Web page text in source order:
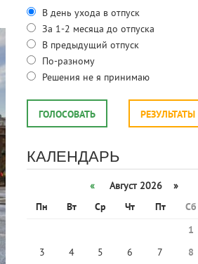
В день ухода в отпуск
За 1-2 месяца до отпуска
В предыдущий отпуск
По-разному
Решения не я принимаю
ГОЛОСОВАТЬ РЕЗУЛЬТАТЫ
КАЛЕНДАРЬ
«
Август 2026 »
Пн
Вт Ср Чт Пт Сб
1
3
4 5 6 7 8